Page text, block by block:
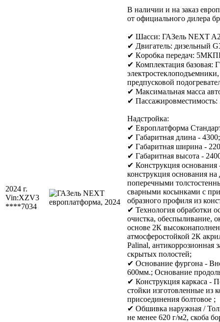
2024 г.
Vin:XZV3
****7034
В наличии и на заказ
от официального дилера
✔ Шасси: ГАЗель NEXT
✔ Двигaтель: дизельный
✔ Кopобка перeдaч:
✔ Комплектация базoвая:
предпусковой
✔ Максимальная масса
✔ Пассажировместимость:
Надстройка:
✔ Европлатформа
✔ Габаритная длина - 4300;
✔ Габаритная ширина -
✔ Габаритная высота -
✔ Конструкция основания
конструкция основания
поперечными
сварными косынками с
образного профиля из
✔ Технология обработки
очистка, обеспыливание,
основе 2К
атмосферостойкой 2К
Palinal,
скрытых полостей;
✔ Основание фургона -
600мм.; Основание
✔ Конструкция каркаса -
стойки изготовленные из
присоединения болтовое ;
✔ Обшивка наружная /
не менее 620 г/м2, скоба